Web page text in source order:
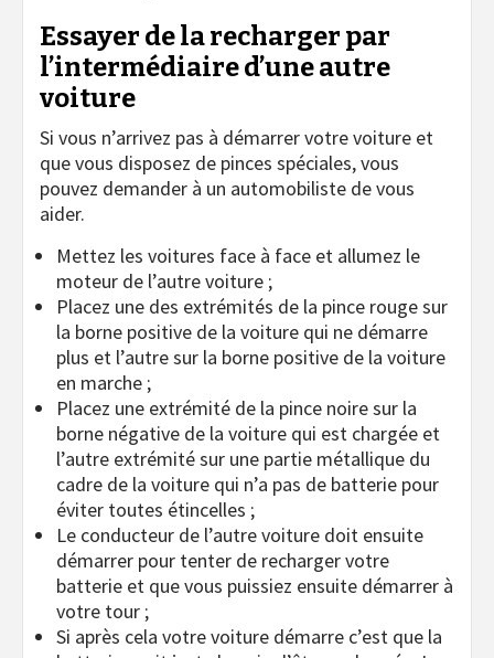
Essayer de la recharger par
l’intermédiaire d’une autre
voiture
Si vous n’arrivez pas à démarrer votre voiture et
que vous disposez de pinces spéciales, vous
pouvez demander à un automobiliste de vous
aider.
Mettez les voitures face à face et allumez le
moteur de l’autre voiture ;
Placez une des extrémités de la pince rouge sur
la borne positive de la voiture qui ne démarre
plus et l’autre sur la borne positive de la voiture
en marche ;
Placez une extrémité de la pince noire sur la
borne négative de la voiture qui est chargée et
l’autre extrémité sur une partie métallique du
cadre de la voiture qui n’a pas de batterie pour
éviter toutes étincelles ;
Le conducteur de l’autre voiture doit ensuite
démarrer pour tenter de recharger votre
batterie et que vous puissiez ensuite démarrer à
votre tour ;
Si après cela votre voiture démarre c’est que la